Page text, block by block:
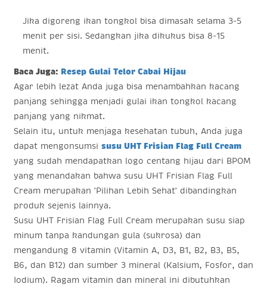
Jika digoreng ikan tongkol bisa dimasak selama 3-5
menit per sisi. Sedangkan jika dikukus bisa 8-15
menit.
Baca Juga: Resep Gulai Telor Cabai Hijau
Agar lebih lezat Anda juga bisa menambahkan kacang
panjang sehingga menjadi gulai ikan tongkol kacang
panjang yang nikmat.
Selain itu, untuk menjaga kesehatan tubuh, Anda juga
dapat mengonsumsi susu UHT Frisian Flag Full Cream
yang sudah mendapatkan logo centang hijau dari BPOM
yang menandakan bahwa susu UHT Frisian Flag Full
Cream merupakan 'Pilihan Lebih Sehat' dibandingkan
produk sejenis lainnya.
Susu UHT Frisian Flag Full Cream merupakan susu siap
minum tanpa kandungan gula (sukrosa) dan
mengandung 8 vitamin (Vitamin A, D3, B1, B2, B3, B5,
B6, dan B12) dan sumber 3 mineral (Kalsium, Fosfor, dan
Iodium). Ragam vitamin dan mineral ini dibutuhkan